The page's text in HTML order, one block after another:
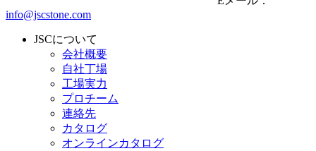
info@jscstone.com
JSCについて
会社概要
自社丁場
工場実力
プロチーム
連絡先
カタログ
オンラインカタログ